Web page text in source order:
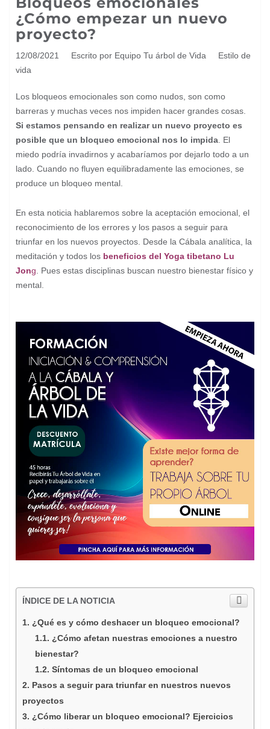
¿Cómo empezar un nuevo
proyecto?
12/08/2021 Escrito por Equipo Tu árbol de Vida Estilo de
vida
Los bloqueos emocionales son como nudos, son como
barreras y muchas veces nos impiden hacer grandes cosas.
Si estamos pensando en realizar un nuevo proyecto es
posible que un bloqueo emocional nos lo impida . El
miedo podría invadirnos y acabaríamos por dejarlo todo a un
lado. Cuando no fluyen equilibradamente las emociones, se
produce un bloqueo mental.
En esta noticia hablaremos sobre la aceptación emocional, el
reconocimiento de los errores y los pasos a seguir para
triunfar en los nuevos proyectos. Desde la Cábala analítica, la
meditación y todos los beneficios del Yoga tibetano Lu
Jong . Pues estas disciplinas buscan nuestro bienestar físico y
mental.
ÍNDICE DE LA NOTICIA
¿Qué es y cómo deshacer un bloqueo emocional?
¿Cómo afetan nuestras emociones a nuestro
bienestar?
Síntomas de un bloqueo emocional
Pasos a seguir para triunfar en nuestros nuevos
proyectos
¿Cómo liberar un bloqueo emocional? Ejercicios